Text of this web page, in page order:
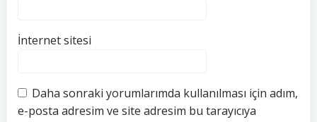
İnternet sitesi
Daha sonraki yorumlarımda kullanılması için adım,
e-posta adresim ve site adresim bu tarayıcıya